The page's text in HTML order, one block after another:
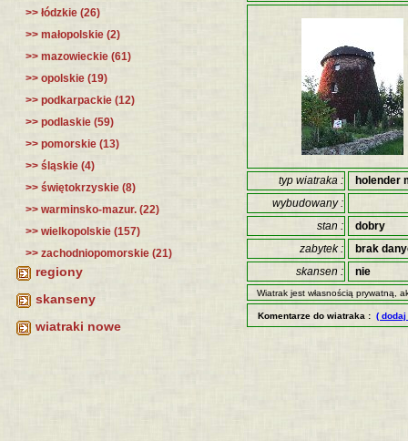
>> łódzkie (26)
>> małopolskie (2)
>> mazowieckie (61)
>> opolskie (19)
>> podkarpackie (12)
>> podlaskie (59)
>> pomorskie (13)
>> śląskie (4)
>> świętokrzyskie (8)
>> warminsko-mazur. (22)
>> wielkopolskie (157)
>> zachodniopomorskie (21)
regiony
skanseny
wiatraki nowe
typ wiatraka :
holender
wybudowany :
stan :
dobry
zabytek :
brak
skansen :
nie
Wiatrak jest własnością prywatną,
Komentarze do wiatraka : (